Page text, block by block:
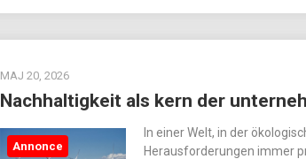
MAJ 20, 2026
Nachhaltigkeit als kern der
Annonce
In einer Welt, in der
Herausforderungen immer